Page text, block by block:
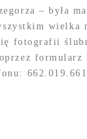
– była
wielka
fotografii
formularz